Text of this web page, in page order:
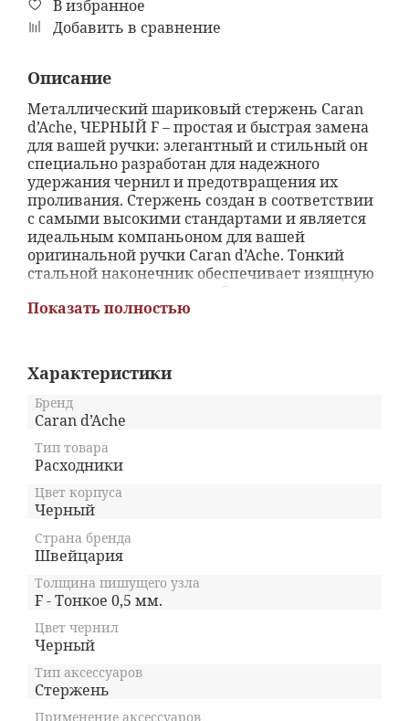
В избранное
Добавить в сравнение
Описание
Металлический шариковый стержень Caran
d’Ache, ЧЕРНЫЙ F – простая и быстрая замена
для вашей ручки: элегантный и стильный он
специально разработан для надежного
удержания чернил и предотвращения их
проливания. Стержень создан в соответствии
с самыми высокими стандартами и является
идеальным компаньоном для вашей
оригинальной ручки Caran d’Ache. Тонкий
стальной наконечник обеспечивает изящную
и четкую линию письма. Оцените высокое
качество письма Caran d’Ache, созданное и
письма, отличающиеся своим качеством и
надежностью. Толщина линии письма: 0,8 мм.
Вес ~ 10 грамм
Показать полностью
Характеристики
Бренд
Caran d’Ache
Тип товара
Расходники
Цвет корпуса
Черный
Страна бренда
Швейцария
Толщина пишущего узла
F - Тонкое 0,5 мм.
Цвет чернил
Черный
Тип аксессуаров
Стержень
Применение аксессуаров